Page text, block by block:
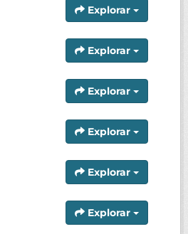
Explorar
Explorar
Explorar
Explorar
Explorar
Explorar